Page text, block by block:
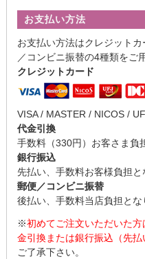
お支払い方法
お支払い方法はクレジット
／コンビニ振替の4種類をご
クレジットカード
VISA / MASTER / NICOS /
代金引換
手数料（330円）お客さま負
銀行振込
先払い、手数料お客様負担と
郵便／コンビニ振替
後払い、手数料当店負担とな
※初めてご注文いただいた
金引換または銀行振込（先払
ご了承下さい。